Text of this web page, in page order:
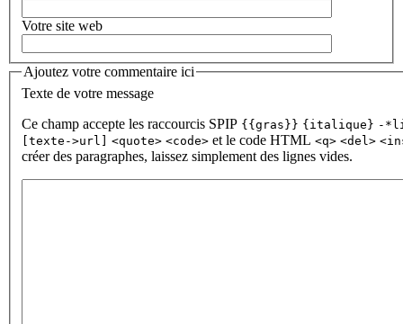
Votre site web
Ajoutez votre commentaire ici
Texte de votre message
Ce champ accepte les raccourcis SPIP {{gras}} {italique} -
[texte->url] <quote> <code> et le code HTML <q> <del>
créer des paragraphes, laissez simplement des lignes vides.